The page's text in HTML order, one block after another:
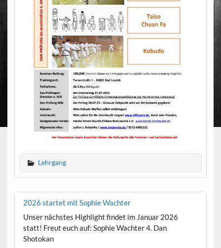
Lehrgang
2026 startet mit Sophie Wachter
Unser nächstes Highlight findet im Januar 2026
statt! Freut euch auf: Sophie Wachter 4. Dan
Shotokan